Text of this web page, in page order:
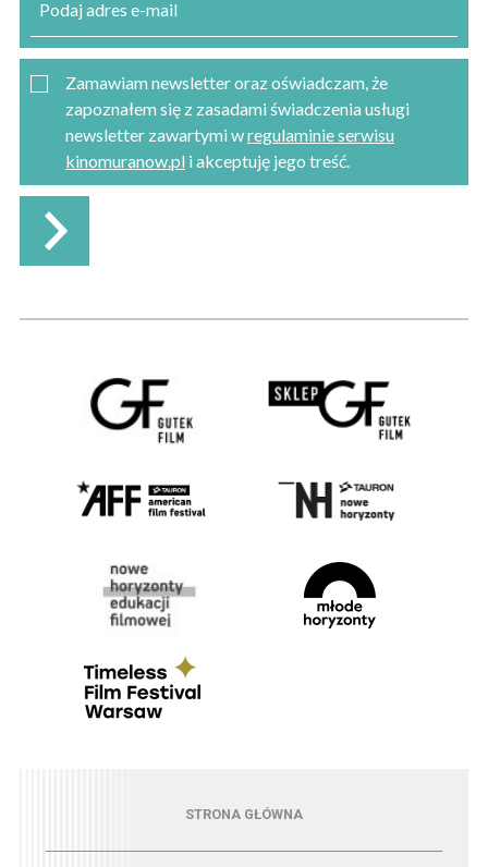
Zamawiam newsletter oraz oświadczam, że
zapoznałem się z zasadami świadczenia usługi
newsletter zawartymi wregulaminie serwisu
kinomuranow.pl i akceptuję jego treść.
Menu - strona główna
STRONA GŁÓWNA